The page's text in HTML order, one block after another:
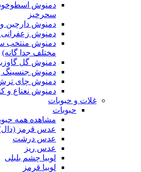
دمنوش
سحرخیز
دمنوش دارچین
دمنوش
دمنوش منتخب
مختلف جدا گانه)
دمنوش گل
دمنوش جنسینگ
دمنوش چای
دمنوش نعناع و
غلات و حبوبات
حبوبات
مشاهده همه
عدس قرمز
عدس درشت
عدس ریز
لوبیا چشم بلبلی
لوبیا قرمز